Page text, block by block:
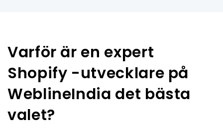
Varför är en expert
Shopify -utvecklare på
WeblineIndia det bästa
valet?